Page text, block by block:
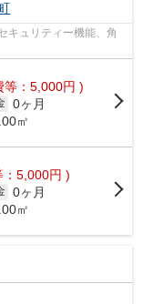
キュリティー機能、角
等：5,000円 )
0ヶ月
㎡
：5,000円 )
0ヶ月
㎡